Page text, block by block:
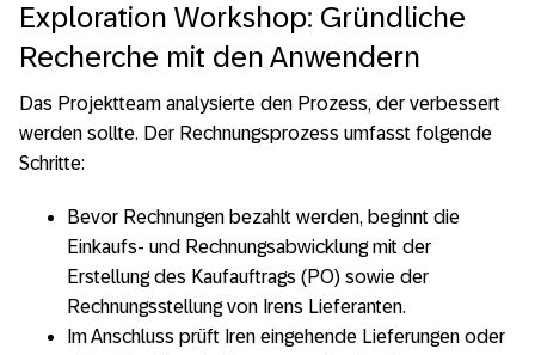
Exploration Workshop: Gründliche
Recherche mit den Anwendern
Das Projektteam analysierte den Prozess, der verbessert
werden sollte. Der Rechnungsprozess umfasst folgende
Schritte:
Bevor Rechnungen bezahlt werden, beginnt die
Einkaufs- und Rechnungsabwicklung mit der
Erstellung des Kaufauftrags (PO) sowie der
Rechnungsstellung von Irens Lieferanten.
Im Anschluss prüft Iren eingehende Lieferungen oder